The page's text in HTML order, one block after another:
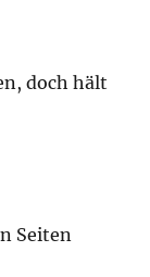
doch hält
Seiten